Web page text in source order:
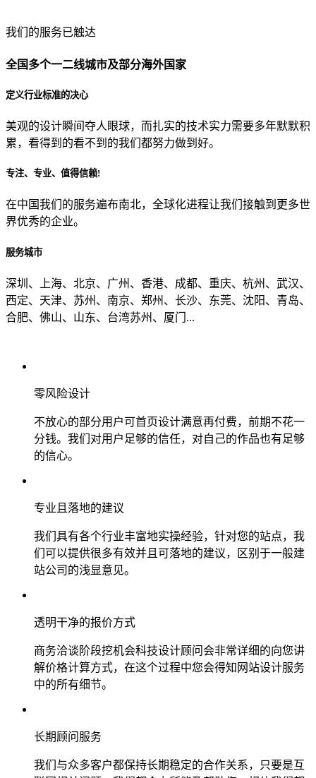
贵公司预算范围是？
贵公司的团队规模是？
目前主要的营销渠道是？
我们的服务已触达
全国多个一二线城市及部分海外国家
定义行业标准的决心
美观的设计瞬间夺人眼球，而扎实的技术实力需要多年默默积
累，看得到的看不到的我们都努力做到好。
专注、专业、值得信赖!
在中国我们的服务遍布南北，全球化进程让我们接触到更多世
界优秀的企业。
服务城市
深圳、上海、北京、广州、香港、成都、重庆、杭州、武汉、
西定、天津、苏州、南京、郑州、长沙、东莞、沈阳、青岛、
合肥、佛山、山东、台湾苏州、厦门...
零风险设计
不放心的部分用户可首页设计满意再付费，前期不花一
分钱。我们对用户足够的信任，对自己的作品也有足够
的信心。
专业且落地的建议
我们具有各个行业丰富地实操经验，针对您的站点，我
们可以提供很多有效并且可落地的建议，区别于一般建
站公司的浅显意见。
透明干净的报价方式
商务洽谈阶段挖机会科技设计顾问会非常详细的向您讲
解价格计算方式，在这个过程中您会得知网站设计服务
中的所有细节。
长期顾问服务
我们与众多客户都保持长期稳定的合作关系，只要是互